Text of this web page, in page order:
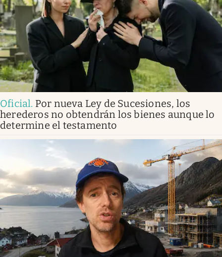
Oficial. Por nueva Ley de Sucesiones, los
herederos no obtendrán los bienes aunque lo
determine el testamento